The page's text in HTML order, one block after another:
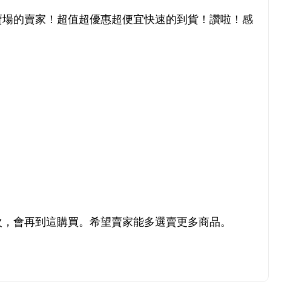
的賣家！超值超優惠超便宜快速的到貨！讚啦！感
會再到這購買。希望賣家能多選賣更多商品。